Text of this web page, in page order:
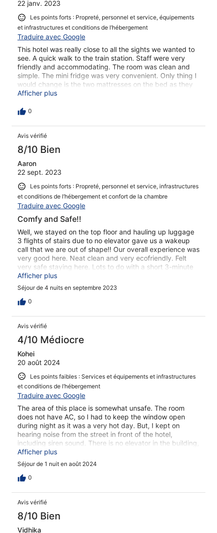
22 janv. 2023
Les points forts : Propreté, personnel et service, équipements
et infrastructures et conditions de l’hébergement
Traduire avec Google
This hotel was really close to all the sights we wanted to
see. A quick walk to the train station. Staff were very
friendly and accommodating. The room was clean and
simple. The mini fridge was very convenient. Only thing I
would change is the two mattresses on the bed as they
separated during the night.
Afficher plus
0
Avis vérifié
8/10 Bien
Aaron
22 sept. 2023
Les points forts : Propreté, personnel et service, infrastructures
et conditions de l’hébergement et confort de la chambre
Traduire avec Google
Comfy and Safe!!
Well, we stayed on the top floor and hauling up luggage
3 flights of stairs due to no elevator gave us a wakeup
call that we are out of shape!! Our overall experience was
very good here. Neat clean and very ecofriendly. Felt
very safe staying here. Lots to do with a short 3-minute
walk or to trains to go even further. Lots to explore in
Hannover.
Afficher plus
Séjour de 4 nuits en septembre 2023
0
Avis vérifié
4/10 Médiocre
Kohei
20 août 2024
Les points faibles : Services et équipements et infrastructures
et conditions de l’hébergement
Traduire avec Google
The area of this place is somewhat unsafe. The room
does not have AC, so I had to keep the window open
during night as it was a very hot day. But, I kept on
hearing noise from the street in front of the hotel,
including siren sound. There is no elevator in the building,
so I had to use stairs to reach my 3rd floor room.
Afficher plus
Séjour de 1 nuit en août 2024
0
Avis vérifié
8/10 Bien
Vidhika